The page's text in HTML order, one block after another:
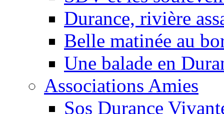
Durance, rivière
Belle matinée au
Une balade en
Associations Amies
Sos Durance